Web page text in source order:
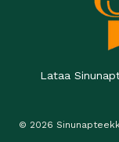
Lataa
© 2026